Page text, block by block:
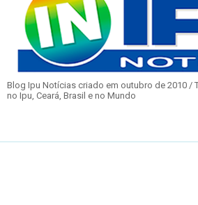
Blog Ipu Notícias criado em outubro de 2010 /
no Ipu, Ceará, Brasil e no Mundo